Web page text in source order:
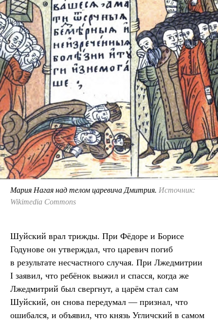
Мария Нагая над телом царевича Дмитрия. Источник:
Wikimedia Commons
Шуйский врал трижды. При Фёдоре и Борисе
Годунове он утверждал, что царевич погиб
в результате несчастного случая. При Лжедмитрии
I заявил, что ребёнок выжил и спасся, когда же
Лжедмитрий был свергнут, а царём стал сам
Шуйский, он снова передумал — признал, что
ошибался, и объявил, что князь Угличский в самом